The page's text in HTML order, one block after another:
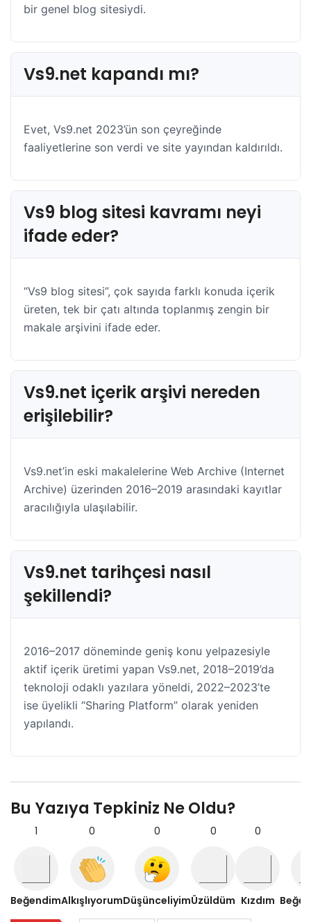
bir genel blog sitesiydi.
Vs9.net kapandı mı?
Evet, Vs9.net 2023’ün son çeyreğinde
faaliyetlerine son verdi ve site yayından kaldırıldı.
Vs9 blog sitesi kavramı neyi
ifade eder?
“Vs9 blog sitesi”, çok sayıda farklı konuda içerik
üreten, tek bir çatı altında toplanmış zengin bir
makale arşivini ifade eder.
Vs9.net içerik arşivi nereden
erişilebilir?
Vs9.net’in eski makalelerine Web Archive (Internet
Archive) üzerinden 2016–2019 arasındaki kayıtlar
aracılığıyla ulaşılabilir.
Vs9.net tarihçesi nasıl
şekillendi?
2016–2017 döneminde geniş konu yelpazesiyle
aktif içerik üretimi yapan Vs9.net, 2018–2019’da
teknoloji odaklı yazılara yöneldi, 2022–2023’te
ise üyelikli “Sharing Platform” olarak yeniden
yapılandı.
Bu Yazıya Tepkiniz Ne Oldu?
1
Beğendim
0
Alkışlıyorum
0
Düşünceliyim
0
Üzüldüm
0
Kızdım